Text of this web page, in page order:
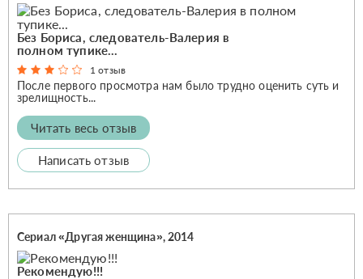
Без Бориса, следователь-Валерия в
полном тупике...
1 отзыв
После первого просмотра нам было трудно оценить суть и
зрелищность...
Читать весь отзыв
Написать отзыв
Сериал «Другая женщина», 2014
Рекомендую!!!